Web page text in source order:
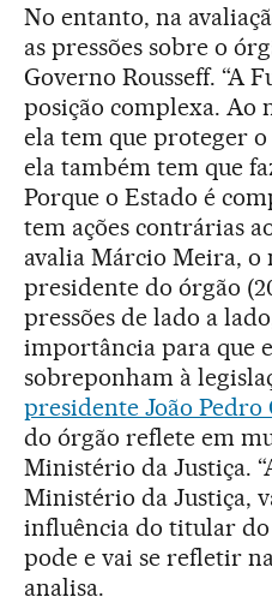
No entanto, na
as pressões sobre o
Governo Rousseff. “A
posição complexa. Ao
ela tem que proteger
ela também tem que
Porque o Estado é
tem ações contrárias
avalia Márcio Meira, o
presidente do órgão
pressões de lado a
importância para que
sobreponham à
presidente João Pedro
do órgão reflete em
Ministério da Justiça.
Ministério da Justiça,
influência do titular
pode e vai se refletir
analisa.